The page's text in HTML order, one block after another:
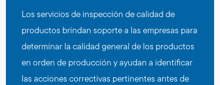
Los servicios de inspección de calidad de
productos brindan soporte a las empresas para
determinar la calidad general de los productos
en orden de producción y ayudan a identificar
las acciones correctivas pertinentes antes de